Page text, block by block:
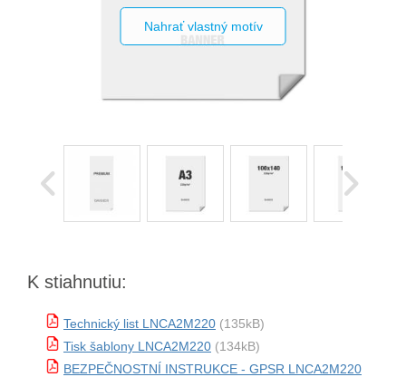
Nahrať vlastný motív
K stiahnutiu:
Technický list LNCA2M220 (135kB)
Tisk šablony LNCA2M220 (134kB)
BEZPEČNOSTNÍ INSTRUKCE - GPSR LNCA2M220